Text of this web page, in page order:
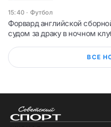
15:40 · Футбол
Форвард английской
судом за драку в ночном
ВСЕ